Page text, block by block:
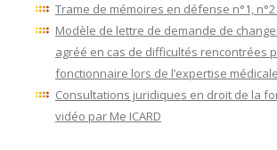
Trame de mémoires en défense n°1, n°2
Modèle de lettre de demande de
agréé en cas de difficultés rencontrées
fonctionnaire lors de l’expertise médicale
Consultations juridiques en droit de la
vidéo par Me ICARD